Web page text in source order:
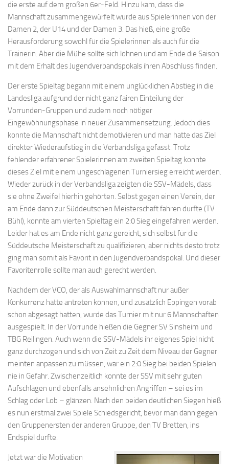
die erste auf dem großen 6er-Feld. Hinzu kam, dass die
Mannschaft zusammengewürfelt wurde aus Spielerinnen von der
Damen 2, der U14 und der Damen 3. Das hieß, eine große
Herausforderung sowohl für die Spielerinnen als auch für die
Trainerin. Aber die Mühe sollte sich lohnen und am Ende die Saison
mit dem Erhalt des Jugendverbandspokals ihren Abschluss finden.
Der erste Spieltag begann mit einem unglücklichen Abstieg in die
Landesliga aufgrund der nicht ganz fairen Einteilung der
Vorrunden-Gruppen und zudem noch nötiger
Eingewöhnungsphase in neuer Zusammensetzung. Jedoch dies
konnte die Mannschaft nicht demotivieren und man hatte das Ziel
direkter Wiederaufstieg in die Verbandsliga gefasst. Trotz
fehlender erfahrener Spielerinnen am zweiten Spieltag konnte
dieses Ziel mit einem ungeschlagenen Turniersieg erreicht werden.
Wieder zurück in der Verbandsliga zeigten die SSV-Mädels, dass
sie ohne Zweifel hierhin gehörten. Selbst gegen einen Verein, der
am Ende dann zur Süddeutschen Meisterschaft fahren durfte (TV
Bühl), konnte am vierten Spieltag ein 2:0 Sieg eingefahren werden.
Leider hat es am Ende nicht ganz gereicht, sich selbst für die
Süddeutsche Meisterschaft zu qualifizieren, aber nichts desto trotz
ging man somit als Favorit in den Jugendverbandspokal. Und dieser
Favoritenrolle sollte man auch gerecht werden.
Nachdem der VCO, der als Auswahlmannschaft nur außer
Konkurrenz hätte antreten können, und zusätzlich Eppingen vorab
schon abgesagt hatten, wurde das Turnier mit nur 6 Mannschaften
ausgespielt. In der Vorrunde hießen die Gegner SV Sinsheim und
TBG Reilingen. Auch wenn die SSV-Mädels ihr eigenes Spiel nicht
ganz durchzogen und sich von Zeit zu Zeit dem Niveau der Gegner
meinten anpassen zu müssen, war ein 2:0 Sieg bei beiden Spielen
nie in Gefahr. Zwischenzeitlich konnte der SSV mit sehr guten
Aufschlägen und ebenfalls ansehnlichen Angriffen – sei es im
Schlag oder Lob – glänzen. Nach den beiden deutlichen Siegen hieß
es nun erstmal zwei Spiele Schiedsgericht, bevor man dann gegen
den Gruppenersten der anderen Gruppe, den TV Bretten, ins
Endspiel durfte.
Jetzt war die Motivation